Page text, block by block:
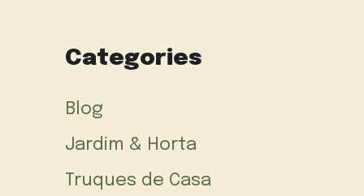
Categories
Blog
Jardim & Horta
Truques de Casa